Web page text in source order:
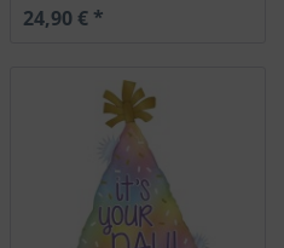
24,90 € *